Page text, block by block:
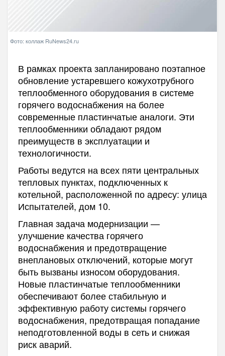
Фото: коллаж RuNews24.ru
В рамках проекта запланировано поэтапное
обновление устаревшего кожухотрубного
теплообменного оборудования в системе
горячего водоснабжения на более
современные пластинчатые аналоги. Эти
теплообменники обладают рядом
преимуществ в эксплуатации и
технологичности.
Работы ведутся на всех пяти центральных
тепловых пунктах, подключенных к
котельной, расположенной по адресу: улица
Испытателей, дом 10.
Главная задача модернизации —
улучшение качества горячего
водоснабжения и предотвращение
внеплановых отключений, которые могут
быть вызваны износом оборудования.
Новые пластинчатые теплообменники
обеспечивают более стабильную и
эффективную работу системы горячего
водоснабжения, предотвращая попадание
неподготовленной воды в сеть и снижая
риск аварий.